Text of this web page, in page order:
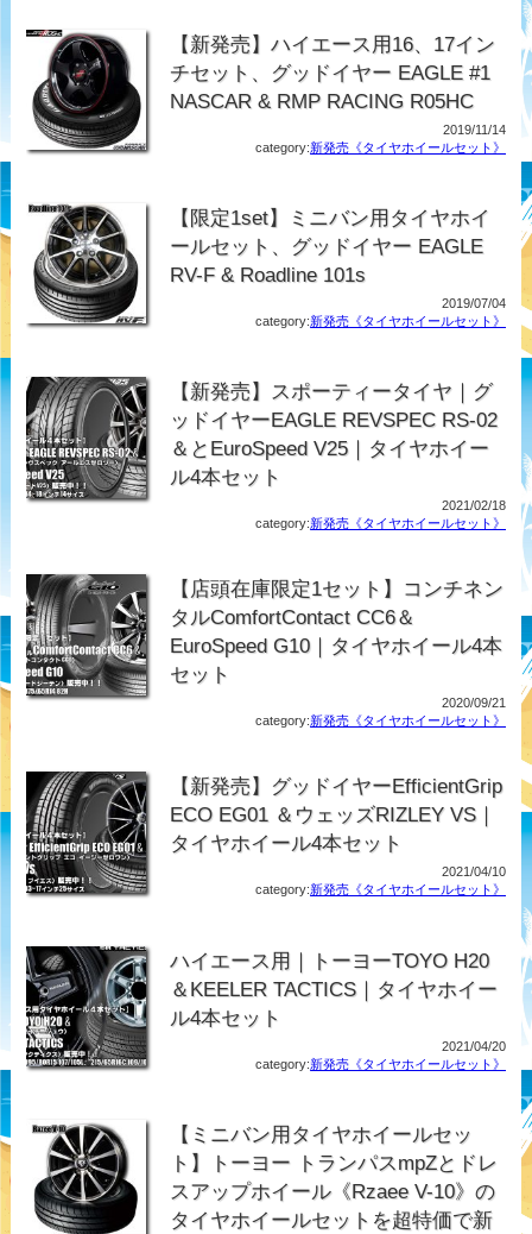
【新発売】ハイエース用16、17イン
チセット、グッドイヤー EAGLE #1
NASCAR & RMP RACING R05HC
2019/11/14
category:新発売《タイヤホイールセット》
【限定1set】ミニバン用タイヤホイ
ールセット、グッドイヤー EAGLE
RV-F & Roadline 101s
2019/07/04
category:新発売《タイヤホイールセット》
【新発売】スポーティータイヤ｜グ
ッドイヤーEAGLE REVSPEC RS-02
＆とEuroSpeed V25｜タイヤホイー
ル4本セット
2021/02/18
category:新発売《タイヤホイールセット》
【店頭在庫限定1セット】コンチネン
タルComfortContact CC6＆
EuroSpeed G10｜タイヤホイール4本
セット
2020/09/21
category:新発売《タイヤホイールセット》
【新発売】グッドイヤーEfficientGrip
ECO EG01 ＆ウェッズRIZLEY VS｜
タイヤホイール4本セット
2021/04/10
category:新発売《タイヤホイールセット》
ハイエース用｜トーヨーTOYO H20
＆KEELER TACTICS｜タイヤホイー
ル4本セット
2021/04/20
category:新発売《タイヤホイールセット》
【ミニバン用タイヤホイールセッ
ト】トーヨー トランパスmpZとドレ
スアップホイール《Rzaee V-10》の
タイヤホイールセットを超特価で新